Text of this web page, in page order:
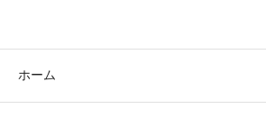
ホーム